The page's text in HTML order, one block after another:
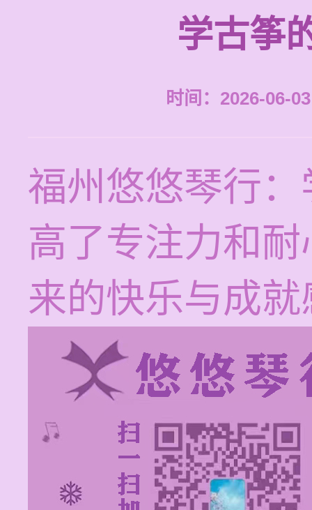
学古筝
时间：2026-06-
福州悠悠琴行
高了专注力和
来的快乐与成就